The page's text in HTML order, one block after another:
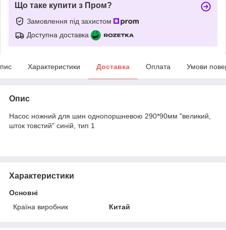
Що таке купити з Пром?
Замовлення під захистом
Доступна доставка
Характеристики Доставка Оплата Умови
Опис
Насос ножний для шин однопоршневою 290*90мм "великий,
шток товстий" синій, тип 1
Характеристики
Основні
Країна виробник
Китай